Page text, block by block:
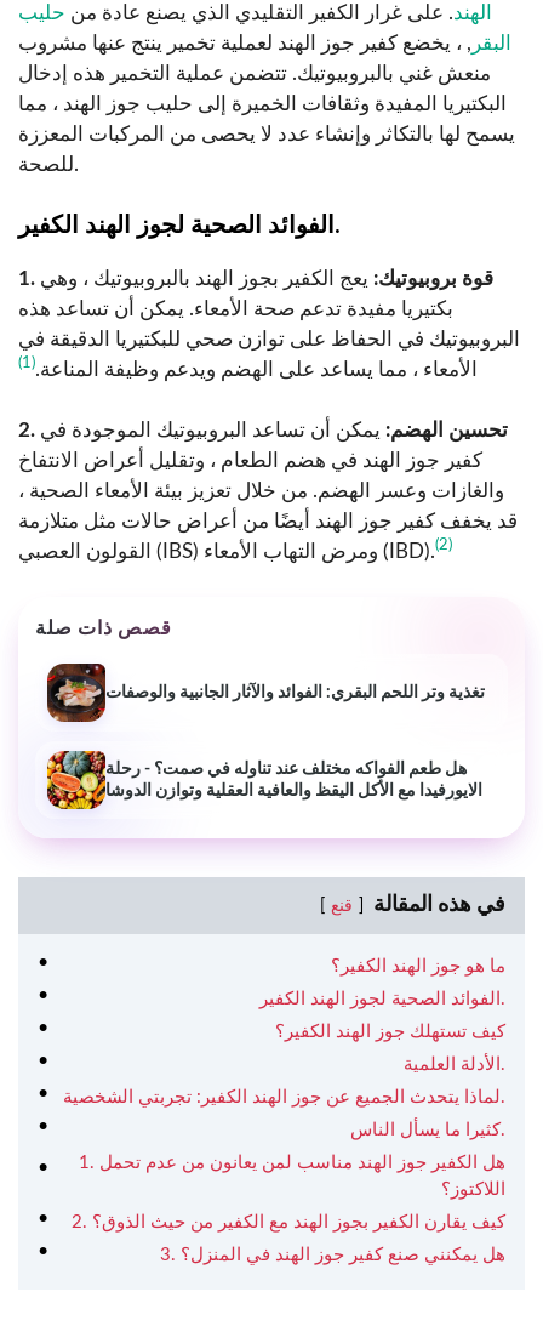
الهند. على غرار الكفير التقليدي الذي يصنع عادة من حليب
البقر , ، يخضع كفير جوز الهند لعملية تخمير ينتج عنها مشروب
منعش غني بالبروبيوتيك. تتضمن عملية التخمير هذه إدخال
البكتيريا المفيدة وثقافات الخميرة إلى حليب جوز الهند ، مما
يسمح لها بالتكاثر وإنشاء عدد لا يحصى من المركبات المعززة
للصحة.
الفوائد الصحية لجوز الهند الكفير.
1. قوة بروبيوتيك: يعج الكفير بجوز الهند بالبروبيوتيك ، وهي
بكتيريا مفيدة تدعم صحة الأمعاء. يمكن أن تساعد هذه
البروبيوتيك في الحفاظ على توازن صحي للبكتيريا الدقيقة في
الأمعاء ، مما يساعد على الهضم ويدعم وظيفة المناعة.(1)
2. تحسين الهضم: يمكن أن تساعد البروبيوتيك الموجودة في
كفير جوز الهند في هضم الطعام ، وتقليل أعراض الانتفاخ
والغازات وعسر الهضم. من خلال تعزيز بيئة الأمعاء الصحية ،
قد يخفف كفير جوز الهند أيضًا من أعراض حالات مثل متلازمة
القولون العصبي (IBS) ومرض التهاب الأمعاء (IBD).(2)
قصص ذات صلة
تغذية وتر اللحم البقري: الفوائد والآثار الجانبية والوصفات
هل طعم الفواكه مختلف عند تناوله في صمت؟ - رحلة
الايورفيدا مع الأكل اليقظ والعافية العقلية وتوازن الدوشا
في هذه المقالة قنع
ما هو جوز الهند الكفير؟
الفوائد الصحية لجوز الهند الكفير.
كيف تستهلك جوز الهند الكفير؟
الأدلة العلمية.
لماذا يتحدث الجميع عن جوز الهند الكفير: تجربتي الشخصية.
كثيرا ما يسأل الناس.
1. هل الكفير جوز الهند مناسب لمن يعانون من عدم تحمل
اللاكتوز؟
2. كيف يقارن الكفير بجوز الهند مع الكفير من حيث الذوق؟
3. هل يمكنني صنع كفير جوز الهند في المنزل؟